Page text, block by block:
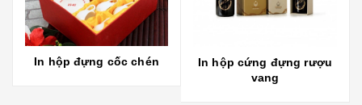
In hộp đựng cốc chén
In hộp cứng đựng rượu
vang